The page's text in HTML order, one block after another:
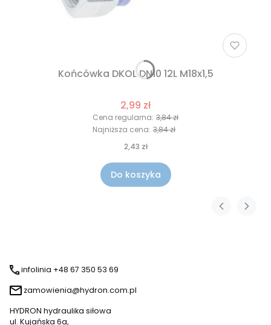
Końcówka DKOL DN10 12L M18x1,5
2,99 zł
Cena regularna: 3,84 zł
Najniższa cena: 3,84 zł
2,43 zł
Do koszyka
infolinia +48 67 350 53 69
zamowienia@hydron.com.pl
HYDRON hydraulika siłowa
ul. Kujańska 6a,